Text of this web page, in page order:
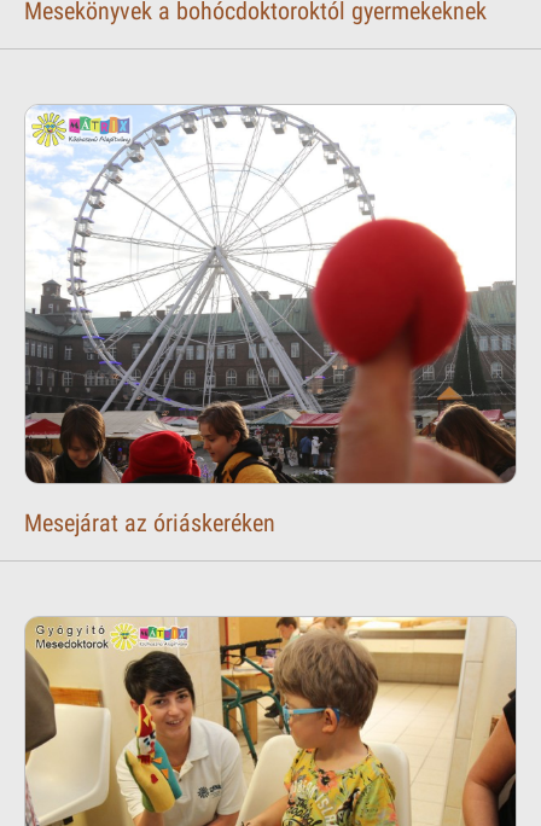
Mesekönyvek a bohócdoktoroktól gyermekeknek
Mesejárat az óriáskeréken